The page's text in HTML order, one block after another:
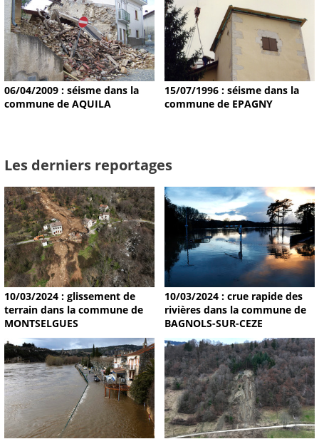
06/04/2009 : séisme dans la
commune de AQUILA
15/07/1996 : séisme dans la
commune de EPAGNY
Les derniers reportages
10/03/2024 : glissement de
terrain dans la commune de
MONTSELGUES
10/03/2024 : crue rapide des
rivières dans la commune de
BAGNOLS-SUR-CEZE